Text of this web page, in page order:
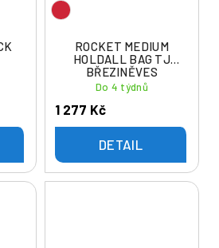
ROCKET MEDIUM
HOLDALL BAG TJ
BŘEZINĚVES
Do 4 týdnů
1 277 Kč
DETAIL